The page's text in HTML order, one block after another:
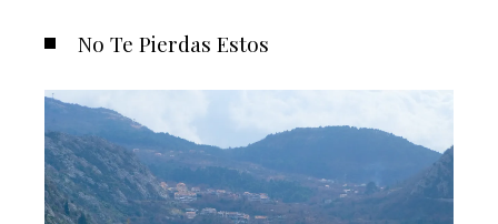
No Te Pierdas Estos